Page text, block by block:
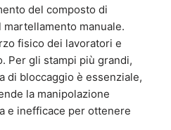
del composto di
manuale.
fisico dei lavoratori e
Per gli stampi più grandi,
di bloccaggio è essenziale,
la manipolazione
e inefficace per ottenere